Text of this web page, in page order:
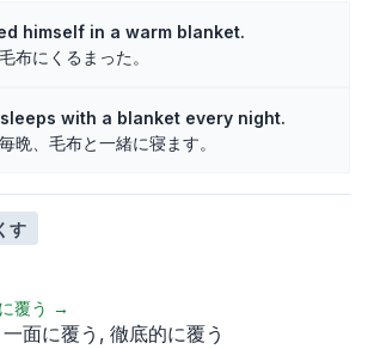
himself in a warm blanket.
布にくるまった。
with a blanket every night.
晩、毛布と一緒に寝ます。
す
覆う →
一面に覆う 徹底的に覆う